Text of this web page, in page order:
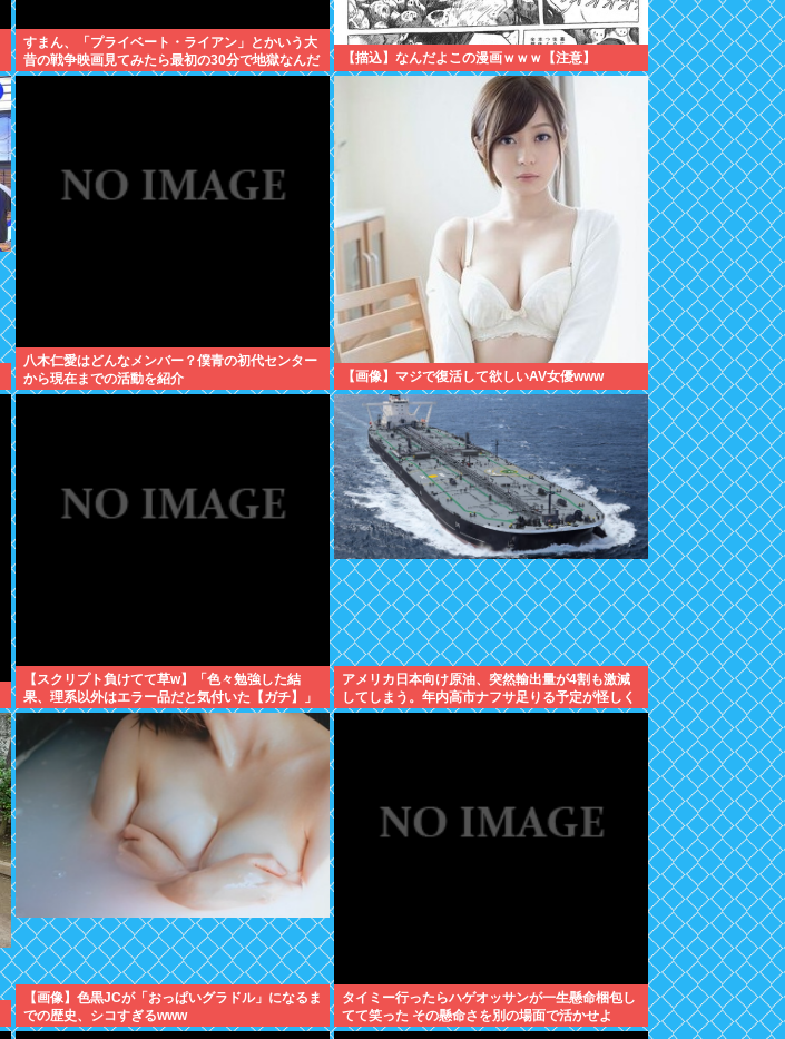
すまん、「プライベート・ライアン」とかいう大
昔の戦争映画見てみたら最初の30分で地獄なんだ
が…これずっと続く感じ？
【描込】なんだよこの漫画ｗｗｗ【注意】
八木仁愛はどんなメンバー？僕青の初代センター
から現在までの活動を紹介
【画像】マジで復活して欲しいAV女優www
【スクリプト負けてて草w】「色々勉強した結
果、理系以外はエラー品だと気付いた【ガチ】」
について、もっと具体的に話そうか
アメリカ日本向け原油、突然輸出量が4割も激減
してしまう。年内高市ナフサ足りる予定が怪しく
なりはじめる
【画像】色黒JCが「おっぱいグラドル」になるま
での歴史、シコすぎるwww
タイミー行ったらハゲオッサンが一生懸命梱包し
てて笑った その懸命さを別の場面で活かせよ